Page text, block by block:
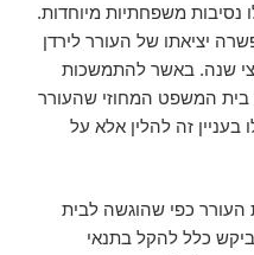
נסיבות משפחתיות מיוחדות.
יציאתו של העורר לירדן
שנה. באשר להתמשכות
בית המשפט המחוזי שהעורר
זה להלין אלא על
העורר כפי שהוגשה לבית
כלל להקל בתנאי